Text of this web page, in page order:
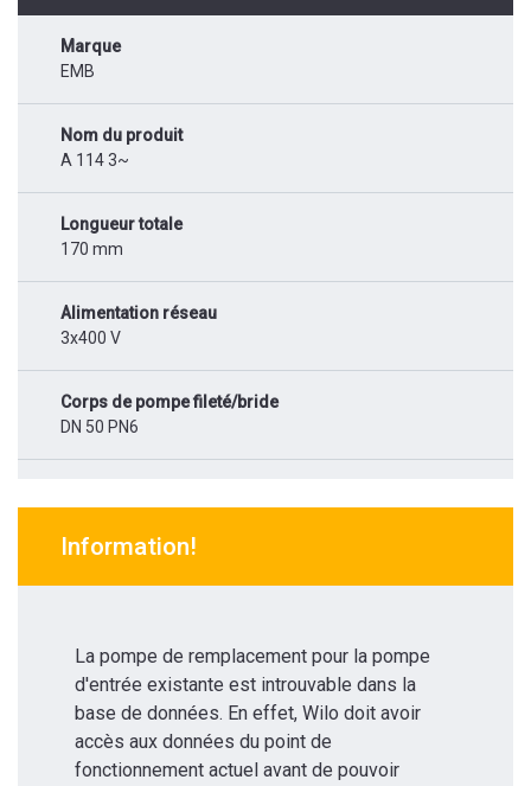
Marque
EMB
Nom du produit
A 114 3~
Longueur totale
170 mm
Alimentation réseau
3x400 V
Corps de pompe fileté/bride
DN 50 PN6
Information!
La pompe de remplacement pour la pompe
d'entrée existante est introuvable dans la
base de données. En effet, Wilo doit avoir
accès aux données du point de
fonctionnement actuel avant de pouvoir